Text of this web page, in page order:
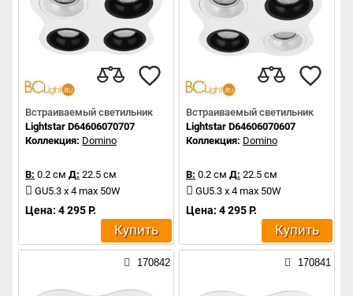
Встраиваемый светильник
Lightstar D64606070707
Коллекция: Domino
В: 0.2 см Д: 22.5 см
GU5.3 x 4 max 50W
Цена: 4 295 Р.
Купить
Встраиваемый светильник
Lightstar D64606070607
Коллекция: Domino
В: 0.2 см Д: 22.5 см
GU5.3 x 4 max 50W
Цена: 4 295 Р.
Купить
170842 170841